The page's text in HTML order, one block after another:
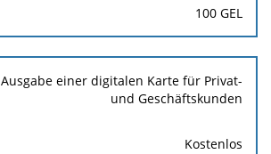
100 GEL
Ausgabe einer digitalen Karte für Privat-
und Geschäftskunden
Kostenlos